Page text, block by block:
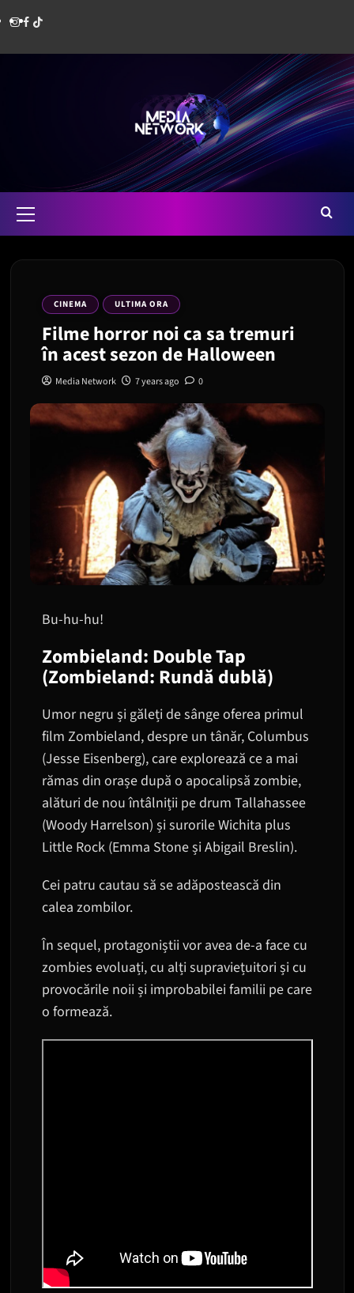
toInstagram
Facebook
Media
Menu
CINEMA ULTIMA ORA
Filme horror noi ca sa tremuri
în acest sezon de Halloween
Media Network 7 years ago 0
Bu-hu-hu!
Zombieland: Double Tap
(Zombieland: Rundă dublă)
Umor negru și găleți de sânge oferea primul
film Zombieland, despre un tânăr, Columbus
(Jesse Eisenberg), care explorează ce a mai
rămas din orașe după o apocalipsă zombie,
alături de nou întâlniții pe drum Tallahassee
(Woody Harrelson) și surorile Wichita plus
Little Rock (Emma Stone și Abigail Breslin).
Cei patru cautau să se adăpostească din
calea zombilor.
În sequel, protagoniștii vor avea de-a face cu
zombies evoluați, cu alți supraviețuitori și cu
provocările noii și improbabilei familii pe care
o formează.